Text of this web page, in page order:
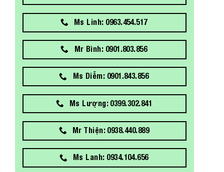
Ms Linh: 0963.454.517
Mr Bình: 0901.803.856
Ms Diễm: 0901.843.856
Ms Lượng: 0399.302.841
Mr Thiện: 0938.440.889
Ms Lanh: 0934.104.656